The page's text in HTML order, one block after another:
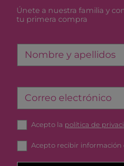
Únete a nuestra familia y
tu primera compra
Nombre y apellidos
Correo electrónico
Acepto la política de
Acepto recibir información